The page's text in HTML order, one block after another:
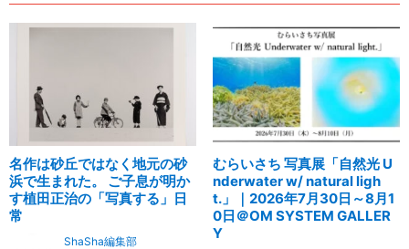
名作は砂丘ではなく地元の砂
浜で生まれた。 ご子息が明か
す植田正治の「写真する」日
常
ShaSha編集部
むらいさち 写真展「自然光 U
nderwater w/ natural ligh
t.」｜2026年7月30日～8月1
0日＠OM SYSTEM GALLER
Y